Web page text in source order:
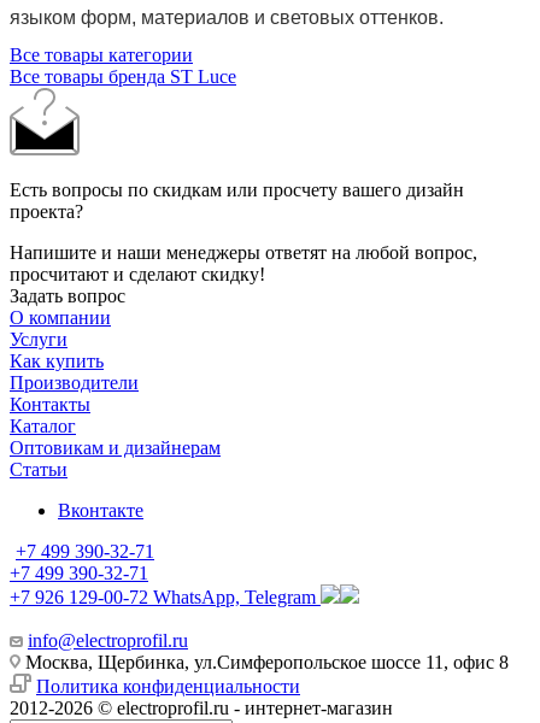
языком форм, материалов и световых оттенков.
Все товары категории
Все товары бренда ST Luce
Есть вопросы по скидкам или просчету вашего дизайн
проекта?
Напишите и наши менеджеры ответят на любой вопрос,
просчитают и сделают скидку!
Задать вопрос
О компании
Услуги
Как купить
Производители
Контакты
Каталог
Оптовикам и дизайнерам
Статьи
Вконтакте
+7 499 390-32-71
+7 499 390-32-71
+7 926 129-00-72 WhatsApp, Telegram
info@electroprofil.ru
Москва, Щербинка, ул.Симферопольское шоссе 11, офис 8
Политика конфиденциальности
2012-2026 © electroprofil.ru - интернет-магазин